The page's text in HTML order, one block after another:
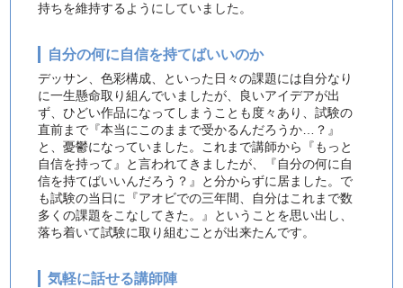
持ちを維持するようにしていました。
自分の何に自信を持てばいいのか
デッサン、色彩構成、といった日々の課題には自分なり
に一生懸命取り組んでいましたが、良いアイデアが出
ず、ひどい作品になってしまうことも度々あり、試験の
直前まで『本当にこのままで受かるんだろうか…？』
と、憂鬱になっていました。これまで講師から『もっと
自信を持って』と言われてきましたが、『自分の何に自
信を持てばいいんだろう？』と分からずに居ました。で
も試験の当日に『アオビでの三年間、自分はこれまで数
多くの課題をこなしてきた。』ということを思い出し、
落ち着いて試験に取り組むことが出来たんです。
気軽に話せる講師陣